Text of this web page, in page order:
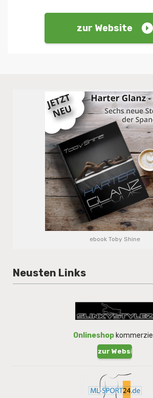
zur Website
ebook Toby Shine
Neusten Links
Onlineshop kommerziell
zur Website !